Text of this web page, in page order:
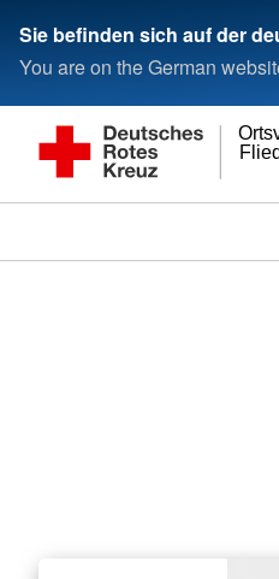
Sie befinden sich auf der
You are on the German